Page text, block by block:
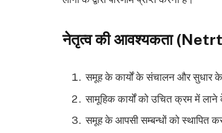
नेतृत्व की आवश्यकता
समूह के कार्यों के संचालन और सुधार
सामूहिक कार्यों को उचित क्रम में लाने
समूह के आपसी सम्बन्धों को स्थापित